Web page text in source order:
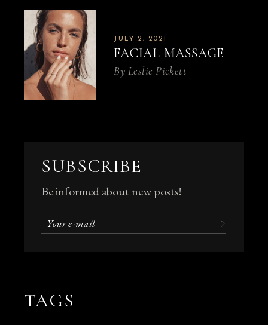
JULY 2, 2021
FACIAL MASSAGE
By Leslie Pickett
SUBSCRIBE
Be informed about new posts!
TAGS